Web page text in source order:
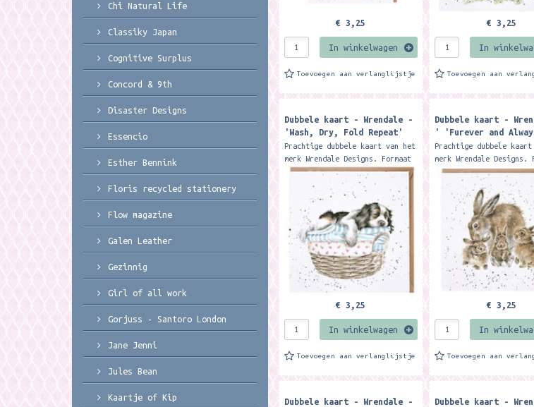
€ 3,25
In winkelwagen
Toevoegen aan verlanglijstje
€ 3,25
In
Toevoegen aan
Dubbele kaart - Wrendale -
'Wash, Dry, Fold Repeat'
Card
Prachtige dubbele kaart van het
merk Wrendale Designs. Formaat
15 x 15 cm. Met kraft envelop
Featuring an adorable dog
asleep on a pile of...
€ 3,25
In winkelwagen
Toevoegen aan verlanglijstje
Dubbele kaart -
' 'Furever and
card
Prachtige dubbele
merk Wrendale Designs.
15 x 15 cm. Met kraft
Featuring a delightful
of hares, this...
€ 3,25
In
Toevoegen aan
Dubbele kaart - Wrendale -
Dubbele kaart -
Chi Natural Life
Classiky Japan
Cognitive Surplus
Concord & 9th
Disaster Designs
Essencio
Esther Bennink
Floris recycled stationery
Flow magazine
Galen Leather
Gezinnig
Girl of all work
Gorjuss - Santoro London
Jane Jenni
Jules Bean
Kaartje of Kip